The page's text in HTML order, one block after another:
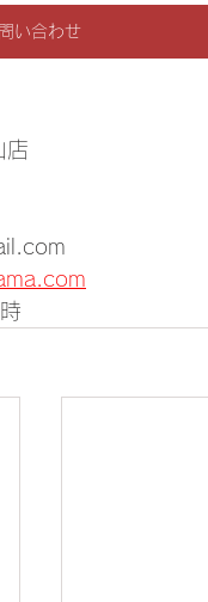
い合わせ
店